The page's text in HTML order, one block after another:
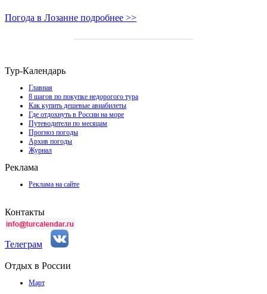
Погода в Лозанне подробнее >>
Тур-Календарь
Главная
8 шагов по покупке недорогого тура
Как купить дешевые авиабилеты
Где отдохнуть в России на море
Путеводители по месяцам
Прогноз погоды
Архив погоды
Журнал
Реклама
Реклама на сайте
Контакты
Телеграм
Отдых в России
Март